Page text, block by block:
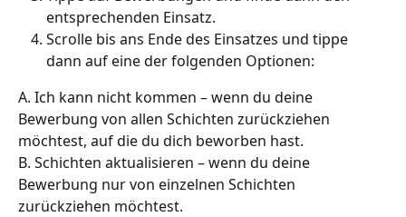
entsprechenden Einsatz.
Scrolle bis ans Ende des Einsatzes und tippe
dann auf eine der folgenden Optionen:
A. Ich kann nicht kommen – wenn du deine
Bewerbung von allen Schichten zurückziehen
möchtest, auf die du dich beworben hast.
B. Schichten aktualisieren – wenn du deine
Bewerbung nur von einzelnen Schichten
zurückziehen möchtest.